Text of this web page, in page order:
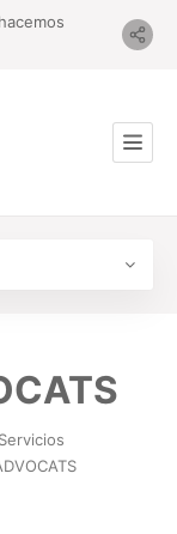
Servicios